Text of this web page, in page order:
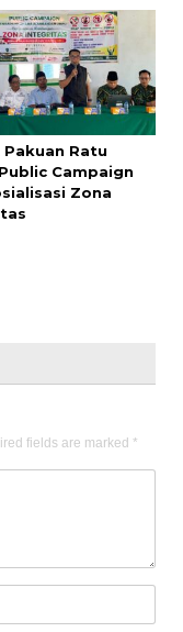
Pakuan Ratu
Campaign
Zona
fields are marked *